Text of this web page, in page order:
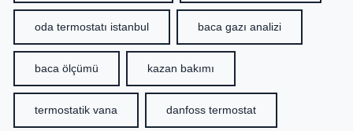
oda termostatı istanbul baca gazı analizi
baca ölçümü kazan bakımı
termostatik vana danfoss termostat